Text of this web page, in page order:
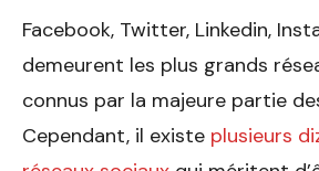
Facebook, Twitter, Linkedin,
demeurent les plus grands
connus par la majeure partie
Cependant, il existe plusieurs